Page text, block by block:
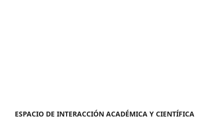
ESPACIO DE INTERACCIÓN ACADÉMICA Y CIENTÍFICA